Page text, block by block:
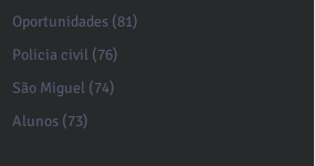
Oportunidades (81)
Policia civil (76)
São Miguel (74)
Alunos (73)